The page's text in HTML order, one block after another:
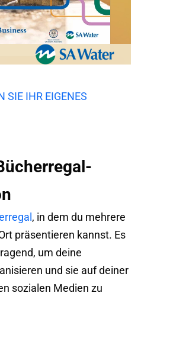
SIE IHR EIGENES
, in dem du mehrere
präsentieren kannst. Es
um deine
und sie auf deiner
sozialen Medien zu